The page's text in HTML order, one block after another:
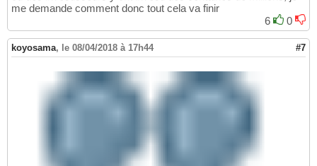
me demande comment donc tout cela va finir
6
0
koyosama, le 08/04/2018 à 17h44 #7